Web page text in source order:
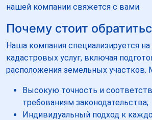
нашей компании свяжется с вами.
Почему стоит
Наша компания специализируется
кадастровых услуг, включая
расположения земельных участков.
Высокую точность и
требованиям законодательства;
Индивидуальный подход к